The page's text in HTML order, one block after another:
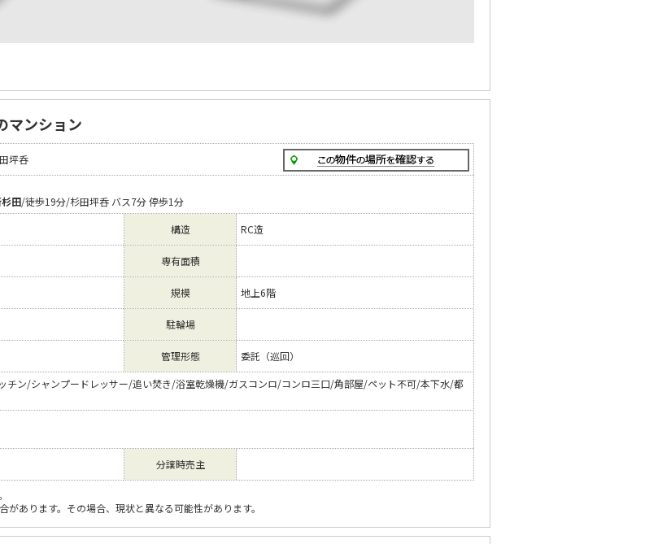
マンション
坪呑
田/徒歩19分/杉田坪呑 バス7分 停歩1分
構造 RC造
専有面積
規模 地上6階
駐輪場
管理形態 委託（巡回）
チン/シャンプードレッサー/追い焚き/浴室乾燥機/ガスコンロ/コンロ三口/角部屋/ペット不可/本下水/都
分譲時売主
あります。その場合、現状と異なる可能性があります。